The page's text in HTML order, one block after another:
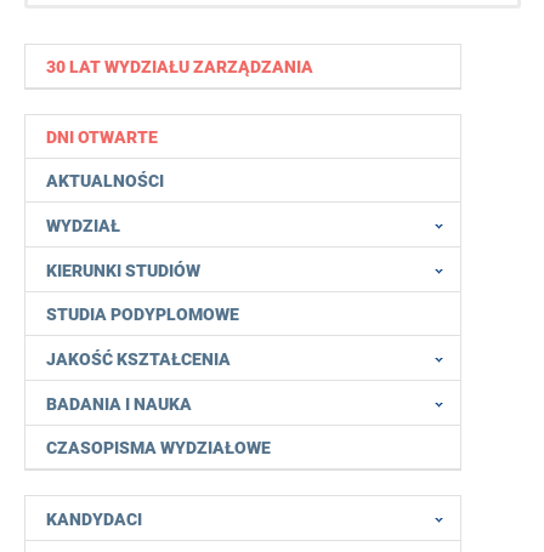
30 LAT WYDZIAŁU ZARZĄDZANIA
DNI OTWARTE
AKTUALNOŚCI
WYDZIAŁ
KIERUNKI STUDIÓW
STUDIA PODYPLOMOWE
JAKOŚĆ KSZTAŁCENIA
BADANIA I NAUKA
CZASOPISMA WYDZIAŁOWE
KANDYDACI